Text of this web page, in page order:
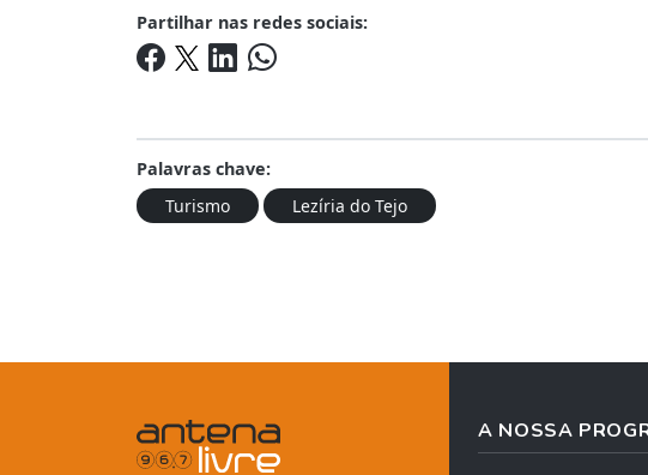
Partilhar nas redes sociais:
Palavras chave:
Turismo
Lezíria do Tejo
A NOSSA